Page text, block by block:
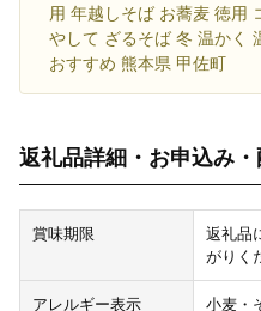
用 年越しそば お蕎麦 徳用
やして ざるそば 冬 温かく
おすすめ 熊本県 甲佐町
返礼品詳細・お申込み・
賞味期限
返礼品
がりく
アレルギー表示 小麦・